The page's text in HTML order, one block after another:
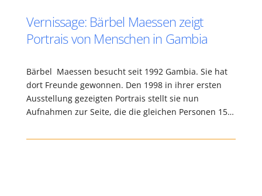
Vernissage: Bärbel Maessen zeigt
Portrais von Menschen in Gambia
Bärbel Maessen besucht seit 1992 Gambia. Sie hat
dort Freunde gewonnen. Den 1998 in ihrer ersten
Ausstellung gezeigten Portrais stellt sie nun
Aufnahmen zur Seite, die die gleichen Personen 15…